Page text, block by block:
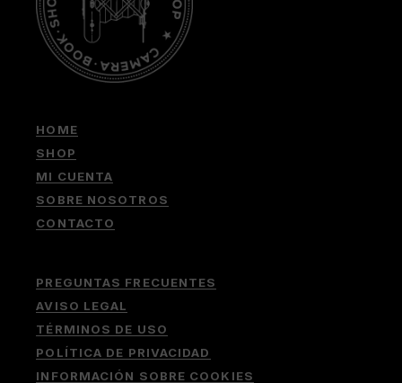
HOME
SHOP
MI CUENTA
SOBRE NOSOTROS
CONTACTO
PREGUNTAS FRECUENTES
AVISO LEGAL
TÉRMINOS DE USO
POLÍTICA DE PRIVACIDAD
INFORMACIÓN SOBRE COOKIES